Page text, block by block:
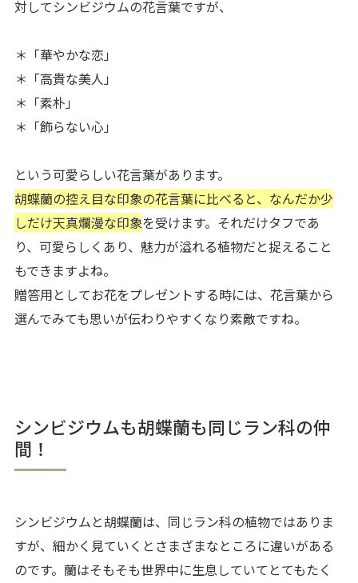
対してシンビジウムの花言葉ですが、
＊「華やかな恋」
＊「高貴な美人」
＊「素朴」
＊「飾らない心」
という可愛らしい花言葉があります。
胡蝶蘭の控え目な印象の花言葉に比べると、なんだか少
しだけ天真爛漫な印象を受けます。それだけタフであ
り、可愛らしくあり、魅力が溢れる植物だと捉えること
もできますよね。
贈答用としてお花をプレゼントする時には、花言葉から
選んでみても思いが伝わりやすくなり素敵ですね。
シンビジウムも胡蝶蘭も同じラン科の仲
間！
シンビジウムと胡蝶蘭は、同じラン科の植物ではありま
すが、細かく見ていくとさまざまなところに違いがある
のです。蘭はそもそも世界中に生息していてとてもたく